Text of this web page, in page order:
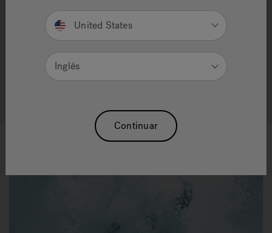
From applications and systems to accessories and
engineering, Jacuzzi
innovation enables you to
United States
Inglés
Continuar